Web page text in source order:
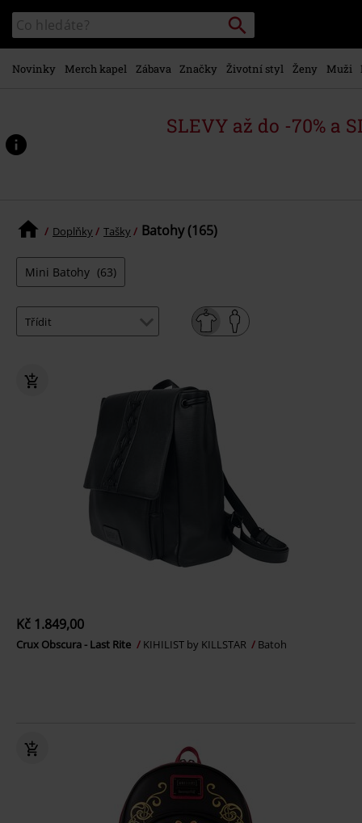
hlavnímu
obsahu
Katalog
vyhledávání
Vyhledávání
Novinky Merch kapel Zábava Značky Životní styl Ženy Muži
SLEVY až do -70% a
Doplňky Tašky Batohy (165)
Mini Batohy (63)
Kč 1.849,00
Crux Obscura - Last Rite KIHILIST by KILLSTAR Batoh